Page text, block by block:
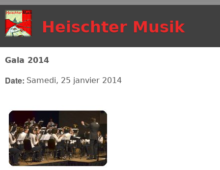
principal
Heischter Musik
Gala 2014
Date: Samedi, 25 janvier 2014